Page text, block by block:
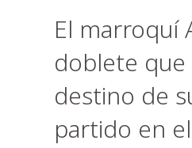
El marroquí
doblete que
destino de
partido en